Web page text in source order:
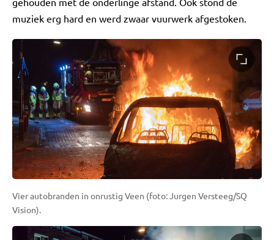
muziek erg hard en werd zwaar vuurwerk afgestoken.
Vier autobranden in onrustig Veen (foto: Jurgen Versteeg/SQ
Vision).